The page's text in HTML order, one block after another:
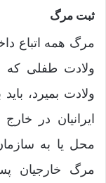
ثبت مرگ
مرگ همه اتباع
ولادت طفلی که
ولادت بمیرد،
ایرانیان در
محل یا به
مرگ خارجیان